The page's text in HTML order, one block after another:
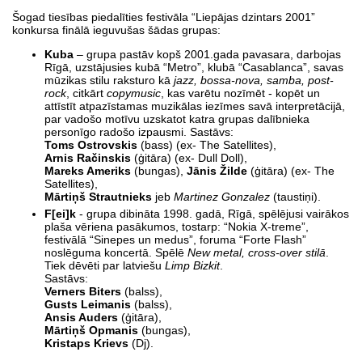
Šogad tiesības piedalīties festivāla “Liepājas dzintars 2001”
konkursa finālā ieguvušas šādas grupas:
Kuba – grupa pastāv kopš 2001.gada pavasara, darbojas
Rīgā, uzstājusies kubā “Metro”, klubā “Casablanca”, savas
mūzikas stilu raksturo kā jazz, bossa-nova, samba, post-
rock, citkārt copymusic , kas varētu nozīmēt - kopēt un
attīstīt atpazīstamas muzikālas iezīmes savā interpretācijā,
par vadošo motīvu uzskatot katra grupas dalībnieka
personīgo radošo izpausmi. Sastāvs:
Toms Ostrovskis (bass) (ex- The Satellites),
Arnis Račinskis (ģitāra) (ex- Dull Doll),
Mareks Ameriks (bungas), Jānis Žilde (ģitāra) (ex- The
Satellites),
Mārtiņš Strautnieks jeb Martinez Gonzalez (taustiņi).
F[ei]k - grupa dibināta 1998. gadā, Rīgā, spēlējusi vairākos
plaša vēriena pasākumos, tostarp: “Nokia X-treme”,
festivālā “Sinepes un medus”, foruma “Forte Flash”
noslēguma koncertā. Spēlē New metal, cross-over stilā
Tiek dēvēti par latviešu Limp Bizkit.
Sastāvs:
Verners Biters (balss),
Gusts Leimanis (balss),
Ansis Auders (ģitāra),
Mārtiņš Opmanis (bungas),
Kristaps Krievs (Dj).